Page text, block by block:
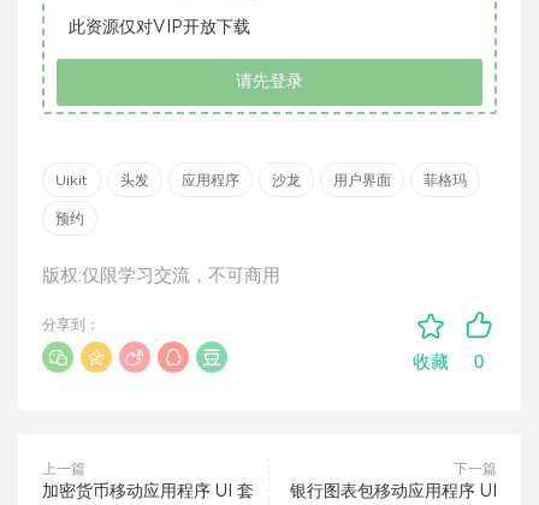
此资源仅对VIP开放下载
请先登录
Uikit 头发 应用程序 沙龙 用户界面 菲格玛
预约
版权:仅限学习交流，不可商用
收藏 0
分享到：
上一篇
加密货币移动应用程序 UI 套
下一篇
银行图表包移动应用程序 UI